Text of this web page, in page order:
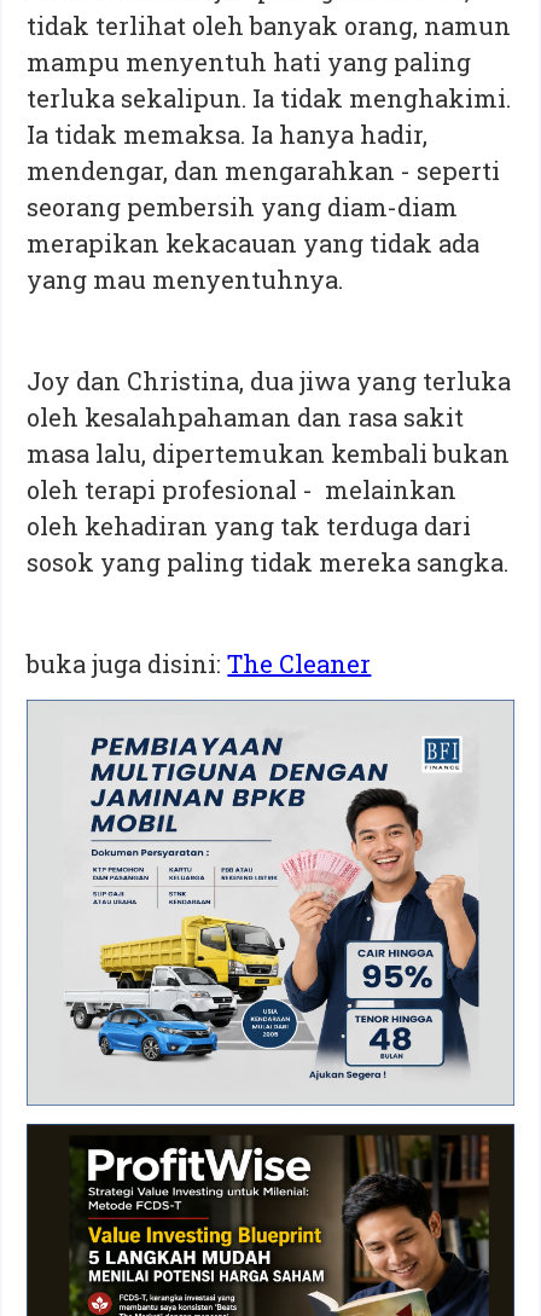
tidak terlihat oleh banyak orang, namun
mampu menyentuh hati yang paling
terluka sekalipun. Ia tidak menghakimi.
Ia tidak memaksa. Ia hanya hadir,
mendengar, dan mengarahkan - seperti
seorang pembersih yang diam-diam
merapikan kekacauan yang tidak ada
yang mau menyentuhnya.
Joy dan Christina, dua jiwa yang terluka
oleh kesalahpahaman dan rasa sakit
masa lalu, dipertemukan kembali bukan
oleh terapi profesional - melainkan
oleh kehadiran yang tak terduga dari
sosok yang paling tidak mereka sangka.
buka juga disini:The Cleaner